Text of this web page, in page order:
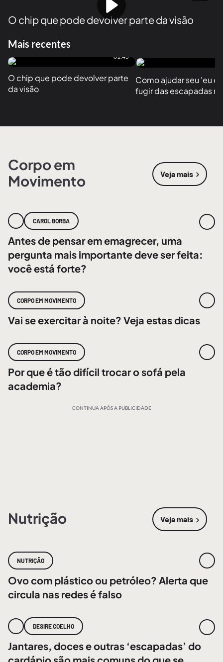
O chip que pode devolver parte da visão
Mais recentes
01:45
O chip que pode devolver parte
da visão
Como ajudar seu 'eu
fugir das escapadas
Corpo em
Movimento
Veja mais
sobre
CAROL BORBA
Antes de pensar em emagrecer, uma
pergunta mais importante deve ser feita:
você está forte?
CORPO EM MOVIMENTO
Vai se exercitar à noite? Veja estas dicas
CORPO EM MOVIMENTO
Por que é tão difícil trocar o sofá pela
academia?
CONTINUA APÓS A PUBLICIDADE
Nutrição Veja mais
sobre
NUTRIÇÃO
Ovo com plástico ou petróleo? Alerta que
circula nas redes é falso
DESIRE COELHO
Jantares, doces e outras ‘escapadas’ do